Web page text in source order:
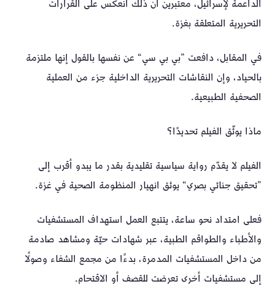
الداعمة لإسرائيل، معتبرين أن ذلك انعكس على القرارات
التحريرية المتعلقة بغزة.
في المقابل، دافعت ”بي بي سي“ عن نفسها بالقول إنها ملتزمة
بالحياد، وإن النقاشات التحريرية الداخلية جزء من العملية
الصحفية الطبيعية.
ماذا يوثّق الفيلم تحديدًا؟
الفيلم لا يقدّم رواية سياسية تقليدية بقدر ما يبدو أقرب إلى
”تحقيق جنائي بصري“ يوثق انهيار المنظومة الصحية في غزة.
فعلى امتداد نحو ساعة، يتتبع العمل استهداف المستشفيات
والأطباء والطواقم الطبية، عبر شهادات حيّة ومشاهد صادمة
من داخل المستشفيات المدمرة، بدءًا من مجمع الشفاء وصولًا
إلى مستشفيات أخرى تعرضت للقصف أو الاقتحام.